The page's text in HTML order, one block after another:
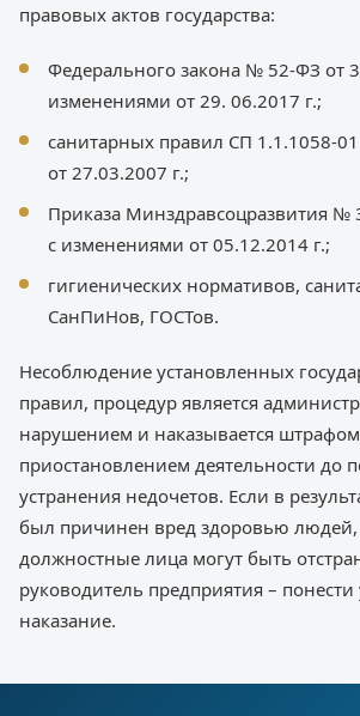
правовых актов государства:
Федерального закона № 52-ФЗ от
изменениями от 29. 06.2017 г.;
санитарных правил СП 1.1.1058-
от 27.03.2007 г.;
Приказа Минздравсоцразвития №
с изменениями от 05.12.2014 г.;
гигиенических нормативов,
СанПиНов, ГОСТов.
Несоблюдение установленных
правил, процедур является
нарушением и наказывается
приостановлением деятельности до
устранения недочетов. Если в
был причинен вред здоровью людей,
должностные лица могут быть
руководитель предприятия –
наказание.